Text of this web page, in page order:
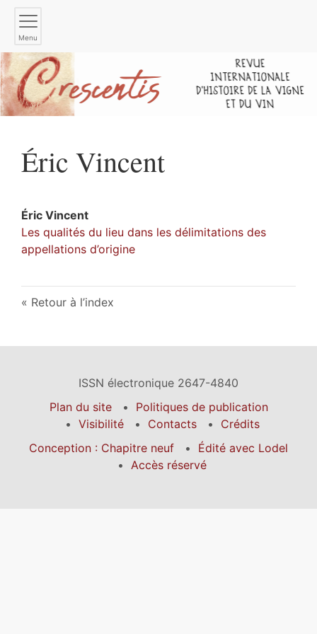
Menu
Éric Vincent
Éric Vincent
Les qualités du lieu dans les délimitations des
appellations d’origine
Retour à l’index
ISSN électronique 2647-4840
Plan du site
Politiques de publication
Visibilité
Contacts
Crédits
Conception : Chapitre neuf
Édité avec Lodel
Accès réservé